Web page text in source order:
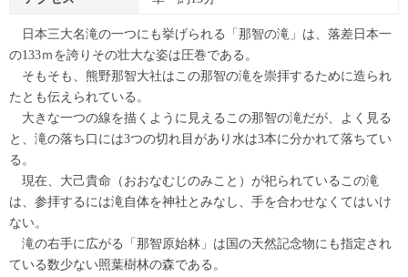
日本三大名滝の一つにも挙げられる「那智の滝」は、落差日本一
の133ｍを誇りその壮大な姿は圧巻である。
そもそも、熊野那智大社はこの那智の滝を崇拝するために造られ
たとも伝えられている。
大きな一つの線を描くように見えるこの那智の滝だが、よく見る
と、滝の落ち口には3つの切れ目があり水は3本に分かれて落ちてい
る。
現在、大己貴命（おおなむじのみこと）が祀られているこの滝
は、参拝するには滝自体を神社とみなし、手を合わせなくてはいけ
ない。
滝の右手に広がる「那智原始林」は国の天然記念物にも指定され
ている数少ない照葉樹林の森である。